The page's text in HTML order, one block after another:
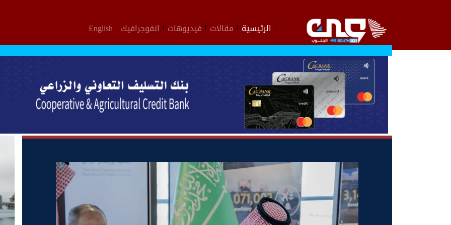
الرئيسية مقالات فيديوهات انفوجرافيك English